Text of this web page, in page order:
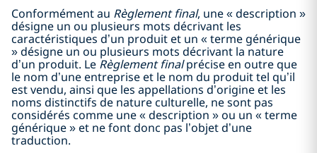
Conformément au Règlement final, une « description »
désigne un ou plusieurs mots décrivant les
caractéristiques d’un produit et un « terme générique
» désigne un ou plusieurs mots décrivant la nature
d’un produit. Le Règlement finalprécise en outre que
le nom d’une entreprise et le nom du produit tel qu’il
est vendu, ainsi que les appellations d’origine et les
noms distinctifs de nature culturelle, ne sont pas
considérés comme une « description » ou un « terme
générique » et ne font donc pas l’objet d’une
traduction.